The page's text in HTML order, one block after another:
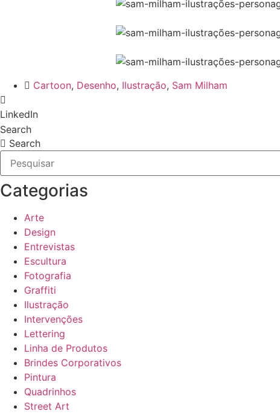
Cartoon, Desenho, Ilustração, Sam Milham
LinkedIn
Search
Search
Categorias
Arte
Design
Entrevistas
Escultura
Fotografia
Graffiti
Ilustração
Intervenções
Lettering
Linha de Produtos
Brindes Corporativos
Pintura
Quadrinhos
Street Art